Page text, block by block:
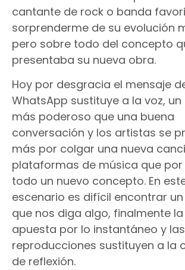
cantante de rock o banda
sorprenderme de su evolución
pero sobre todo del concepto
presentaba su nueva obra.
Hoy por desgracia el mensaje
WhatsApp sustituye a la voz, un
más poderoso que una buena
conversación y los artistas se
más por colgar una nueva
plataformas de música que
todo un nuevo concepto. En
escenario es difícil encontrar
que nos diga algo, finalmente
apuesta por lo instantáneo y las
reproducciones sustituyen a la
de reflexión.